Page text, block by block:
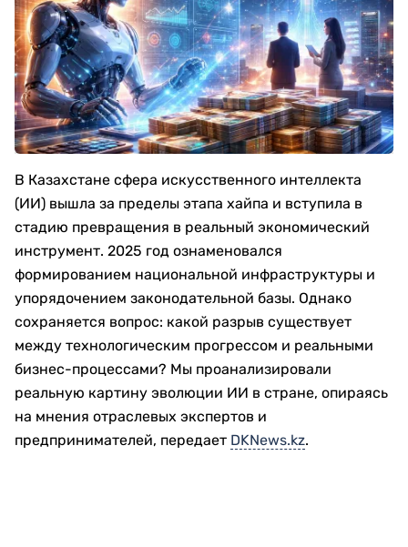
В Казахстане сфера искусственного интеллекта
(ИИ) вышла за пределы этапа хайпа и вступила в
стадию превращения в реальный экономический
инструмент. 2025 год ознаменовался
формированием национальной инфраструктуры и
упорядочением законодательной базы. Однако
сохраняется вопрос: какой разрыв существует
между технологическим прогрессом и реальными
бизнес-процессами? Мы проанализировали
реальную картину эволюции ИИ в стране, опираясь
на мнения отраслевых экспертов и
предпринимателей, передает DKNews.kz.